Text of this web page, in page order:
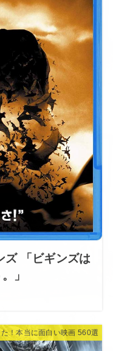
ズ 「ビギンズは
」
！本当に面白い映画 560選